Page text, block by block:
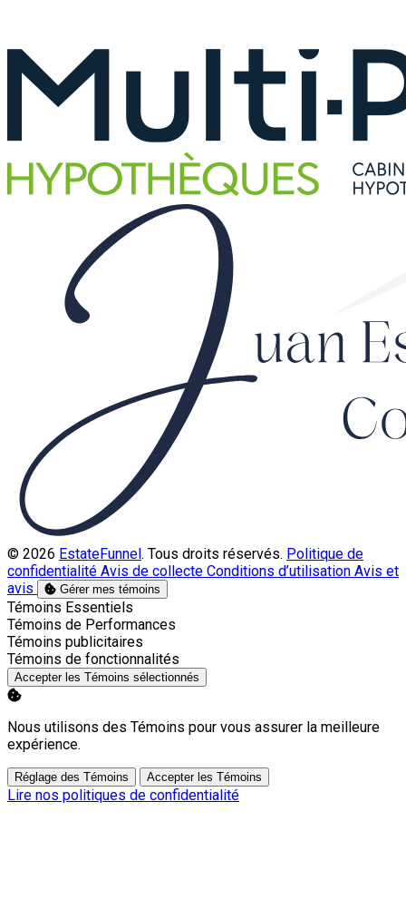
© 2026 EstateFunnel. Tous droits réservés. Politique de
confidentialité Avis de collecte Conditions d’utilisation Avis et
avis
Gérer mes témoins
Activer
Témoins Essentiels
Activer
Témoins de Performances
Activer
Témoins publicitaires
Activer
Témoins de fonctionnalités
Accepter les Témoins sélectionnés
Nous utilisons des Témoins pour vous assurer la meilleure
expérience.
Réglage des Témoins Accepter les Témoins
Lire nos politiques de confidentialité